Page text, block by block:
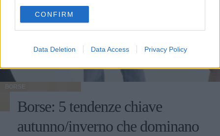
use your data for below specified purposes in below Google
consent section.
CONFIRM
Data Deletion Data Access Privacy Policy
BORSE
Borse: 5 tendenze chiave
autunno/inverno che dominano